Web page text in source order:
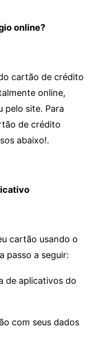
online?
cartão de crédito
online,
pelo site. Para
de crédito
abaixo!.
cartão usando o
passo a seguir:
de aplicativos do
com seus dados